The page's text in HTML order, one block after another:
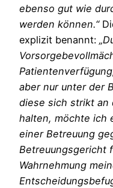
ebenso gut wie
werden können.“
explizit benannt:
aber nur unter der
diese sich strikt an
halten, möchte ich
einer Betreuung
Betreuungsgericht
Wahrnehmung